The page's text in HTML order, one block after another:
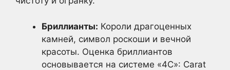
Бриллианты: Короли драгоценных
камней, символ роскоши и вечной
красоты. Оценка бриллиантов
основывается на системе «4C»: Carat